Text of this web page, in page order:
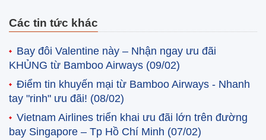
Các tin tức khác
Bay đôi Valentine này – Nhận ngay ưu đãi
KHỦNG từ Bamboo Airways (09/02)
Điểm tin khuyến mại từ Bamboo Airways - Nhanh
tay "rinh" ưu đãi! (08/02)
Vietnam Airlines triển khai ưu đãi lớn trên đường
bay Singapore – Tp Hồ Chí Minh (07/02)